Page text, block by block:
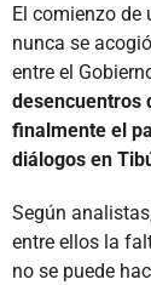
El comienzo de
nunca se
entre el
desencuentros
finalmente el
diálogos en
Según
entre ellos la
no se puede